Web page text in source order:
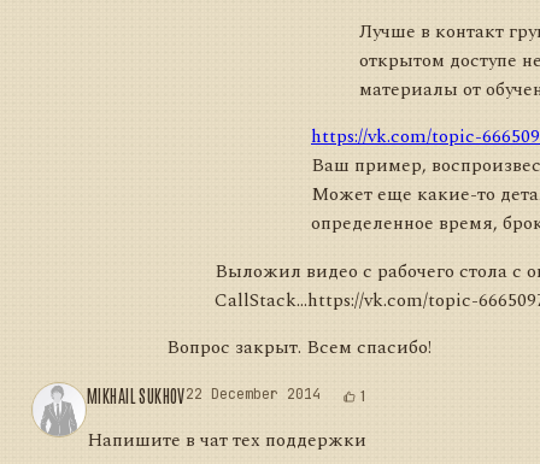
Лучше в контакт
открытом доступе
материалы от
https://vk.com/topic-
Ваш пример,
Может еще какие-то
определенное время,
Выложил видео с рабочего стола с
CallStack...https://vk.com/topic-
Вопрос закрыт. Всем спасибо!
MIKHAIL SUKHOV22 December 2014 1
Напишите в чат тех поддержки